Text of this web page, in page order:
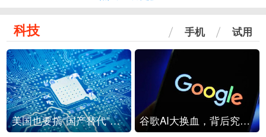
科技 手机 试用
美国也要搞“国产替代”？先算清三笔账 谷歌AI大换血，背后究竟发生了什么？